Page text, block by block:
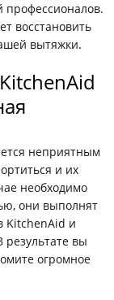
профессионалов.
восстановить
вытяжки.
неприятным
и их
необходимо
они выполнят
KitchenAid и
результате вы
огромное